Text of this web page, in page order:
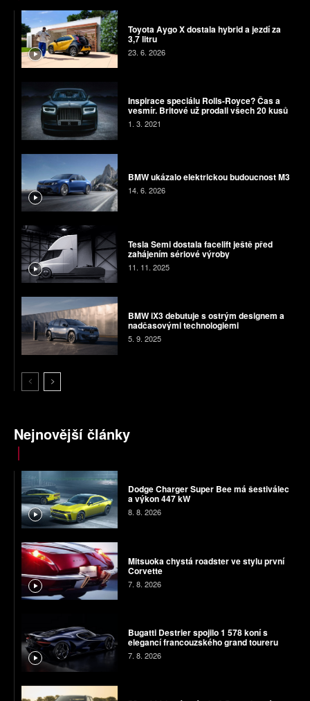
Toyota Aygo X dostala hybrid a jezdí za
3,7 litru
23. 6. 2026
Inspirace speciálu Rolls-Royce? Čas a
vesmír. Britové už prodali všech 20 kusů
1. 3. 2021
BMW ukázalo elektrickou budoucnost M3
14. 6. 2026
Tesla Semi dostala facelift ještě před
zahájením sériové výroby
11. 11. 2025
BMW iX3 debutuje s ostrým designem a
nadčasovými technologiemi
5. 9. 2025
Nejnovější články
Dodge Charger Super Bee má šestiválec
a výkon 447 kW
8. 8. 2026
Mitsuoka chystá roadster ve stylu první
Corvette
7. 8. 2026
Bugatti Destrier spojilo 1 578 koní s
elegancí francouzského grand toureru
7. 8. 2026